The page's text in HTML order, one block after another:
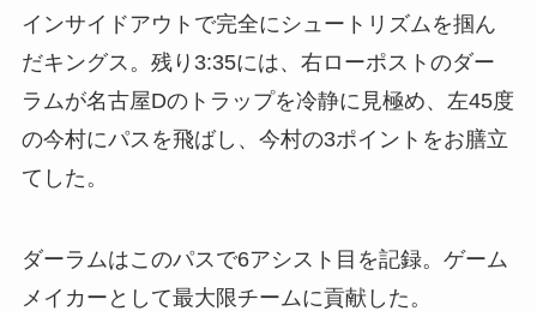
インサイドアウトで完全にシュートリズムを掴ん
だキングス。残り3:35には、右ローポストのダー
ラムが名古屋Dのトラップを冷静に見極め、左45度
の今村にパスを飛ばし、今村の3ポイントをお膳立
てした。
ダーラムはこのパスで6アシスト目を記録。ゲーム
メイカーとして最大限チームに貢献した。